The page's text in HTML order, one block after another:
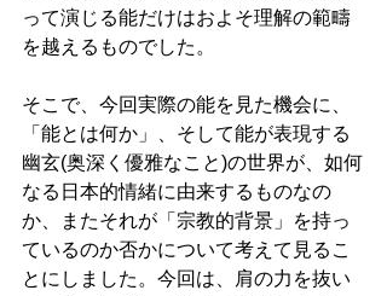
って演じる能だけはおよそ理解の範疇
を越えるものでした。
そこで、今回実際の能を見た機会に、
「能とは何か」、そして能が表現する
幽玄(奥深く優雅なこと)の世界が、如何
なる日本的情緒に由来するものなの
か、またそれが「宗教的背景」を持っ
ているのか否かについて考えて見るこ
とにしました。今回は、肩の力を抜い